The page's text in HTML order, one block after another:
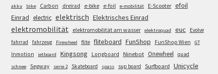
akku bike Carbon dreirad e-bike e-foil e-mobilität E-Scooter efoil
Einrad electric elektrisch Elektrisches Einrad
elektromobilität elektromobilität am wasser elektroquad euc
Evolve
fahrrad
fahrzeug Firewheel flite fliteboard FunShop FunShop Wien GT
Inmotion jetboard Kingsong Longboard Ninebot Onewheel quad
schnee Segway serie 2 Skateboard spass sup board Surfboard Unicycle